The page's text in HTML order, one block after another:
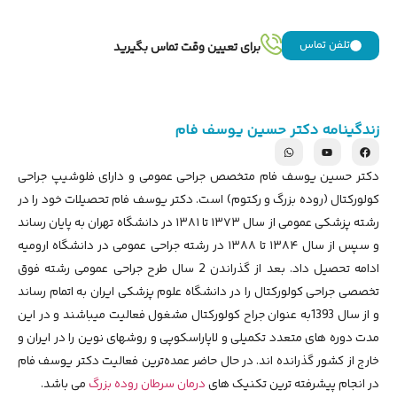
تلفن تماس برای تعیین وقت تماس بگیرید
زندگینامه دکتر حسین یوسف فام
دکتر حسین یوسف فام متخصص جراحی عمومی و دارای فلوشیپ جراحی
کولورکتال (روده بزرگ و رکتوم) است. دکتر یوسف فام تحصیلات خود را در
رشته پزشکی عمومی از سال ۱۳۷۳ تا ۱۳۸۱ در دانشگاه تهران به پایان رساند
و سپس از سال ۱۳۸۴ تا ۱۳۸۸ در رشته جراحی عمومی در دانشگاه ارومیه
ادامه تحصیل داد. بعد از گذراندن 2 سال طرح جراحی عمومی رشته فوق
تخصصی جراحی کولورکتال را در دانشگاه علوم پزشکی ایران به اتمام رساند
و از سال 1393به عنوان جراح کولورکتال مشغول فعالیت میباشند و در این
مدت دوره های متعدد تکمیلی و لاپاراسکوپی و روشهای نوین را در ایران و
خارج از کشور گذرانده اند. در حال حاضر عمده‌ترین فعالیت دکتر یوسف فام
در انجام پیشرفته ترین تکنیک هایدرمان سرطان روده بزرگمی باشد.